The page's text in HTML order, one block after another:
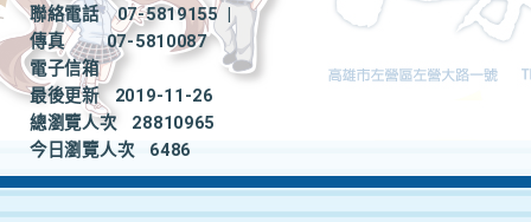
聯絡電話
07-5819155
|
傳真
07-5810087
電子信箱
最後更新
2019-11-26
總瀏覽人次
28810965
今日瀏覽人次
6486